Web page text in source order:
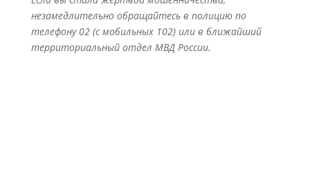
незамедлительно обращайтесь в полицию по
телефону 02 (с мобильных 102) или в ближайший
территориальный отдел МВД России.